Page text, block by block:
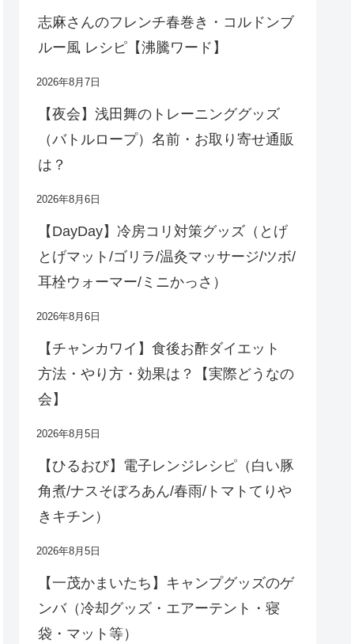
志麻さんのフレンチ春巻き・コルドンブ
ルー風 レシピ【沸騰ワード】
2026年8月7日
【夜会】浅田舞のトレーニンググッズ
（バトルロープ）名前・お取り寄せ通販
は？
2026年8月6日
【DayDay】冷房コリ対策グッズ（とげ
とげマット/ゴリラ/温灸マッサージ/ツボ/
耳栓ウォーマー/ミニかっさ）
2026年8月6日
【チャンカワイ】食後お酢ダイエット
方法・やり方・効果は？【実際どうなの
会】
2026年8月5日
【ひるおび】電子レンジレシピ（白い豚
角煮/ナスそぼろあん/春雨/トマトてりや
きキチン）
2026年8月5日
【一茂かまいたち】キャンプグッズのゲ
ンバ（冷却グッズ・エアーテント・寝
袋・マット等）